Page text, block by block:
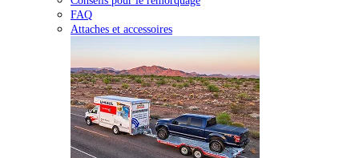
FAQ
Attaches et accessoires